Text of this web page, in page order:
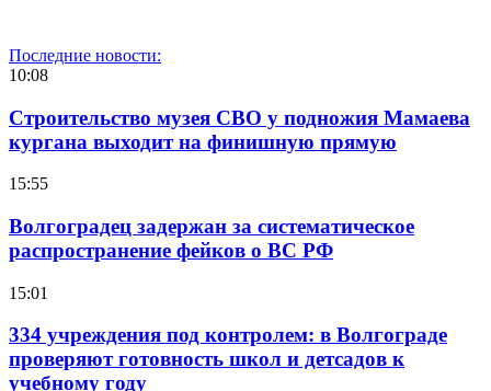
Последние новости:
10:08
Строительство музея СВО у подножия Мамаева
кургана выходит на финишную прямую
15:55
Волгоградец задержан за систематическое
распространение фейков о ВС РФ
15:01
334 учреждения под контролем: в Волгограде
проверяют готовность школ и детсадов к
учебному году